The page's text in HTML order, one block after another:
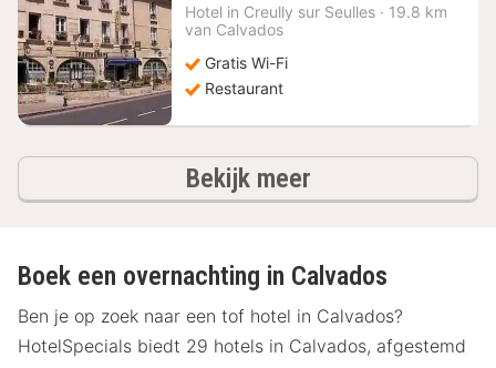
vanaf
Hotel in Creully sur Seulles · 19.8 km
van Calvados
Gratis Wi-Fi
Restaurant
Bekijk meerhotels
Boek een overnachting in Calvados
Ben je op zoek naar een tof hotel in Calvados?
HotelSpecials biedt 29 hotels in Calvados, afgestemd